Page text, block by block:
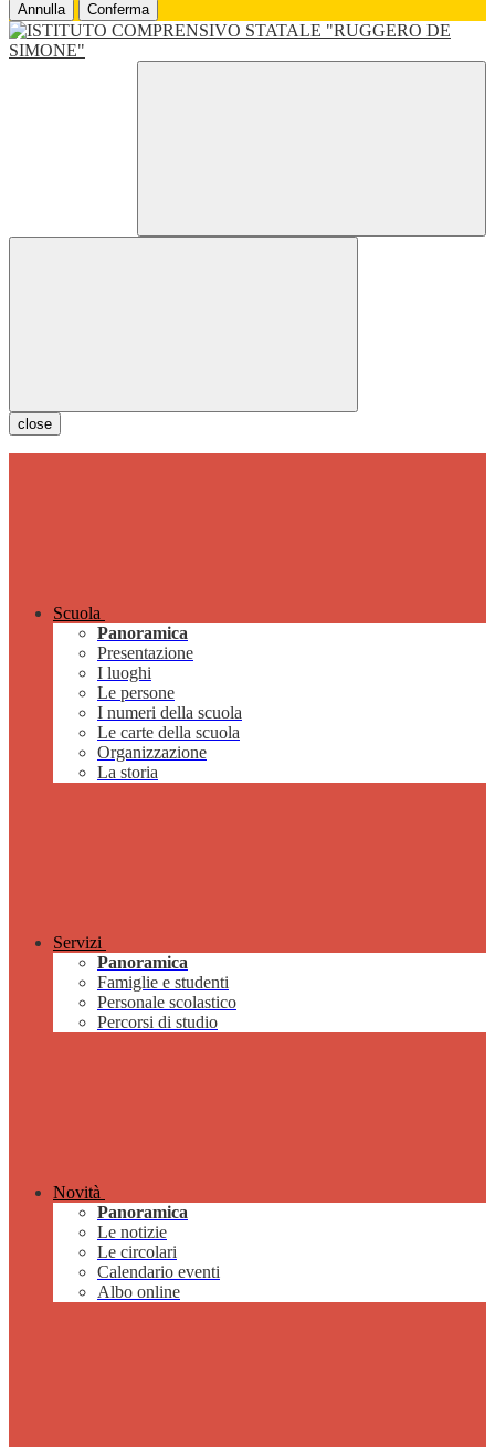
Annulla Conferma
close
Scuola
Panoramica
Presentazione
I luoghi
Le persone
I numeri della scuola
Le carte della scuola
Organizzazione
La storia
Servizi
Panoramica
Famiglie e studenti
Personale scolastico
Percorsi di studio
Novità
Panoramica
Le notizie
Le circolari
Calendario eventi
Albo online